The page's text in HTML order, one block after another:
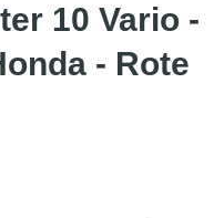
10 Vario -
- Rote